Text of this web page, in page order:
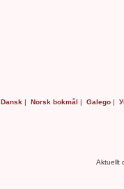
Dansk | Norsk bokmål | Galego |
Aktuellt